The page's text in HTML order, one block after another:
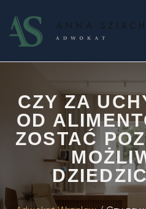
CZY ZA
OD
ZOSTAĆ